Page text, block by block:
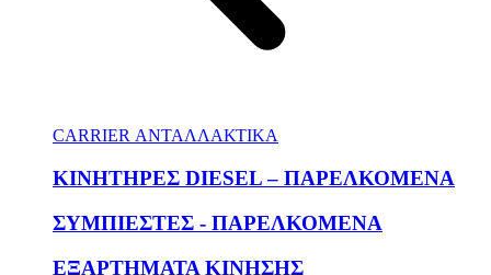
CARRIER ΑΝΤΑΛΛΑΚΤΙΚΑ
KΙΝΗΤΗΡΕΣ DIESEL – ΠΑΡΕΛΚΟΜΕΝΑ
ΣΥΜΠΙΕΣΤΕΣ - ΠΑΡΕΛΚΟΜΕΝΑ
ΕΞΑΡΤΗΜΑΤΑ ΚΙΝΗΣΗΣ